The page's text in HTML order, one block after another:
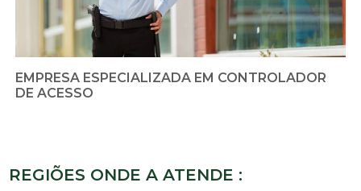
EMPRESA ESPECIALIZADA EM CONTROLADOR
DE ACESSO
REGIÕES ONDE A ATENDE :